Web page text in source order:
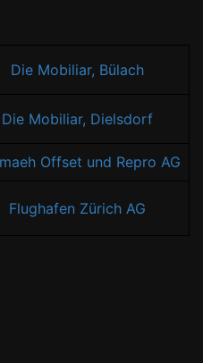
Die Mobiliar, Bülach
Die Mobiliar, Dielsdorf
Offset und Repro AG
Flughafen Zürich AG